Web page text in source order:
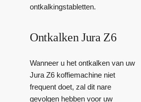
ontkalkingstabletten.
Ontkalken Jura Z6
Wanneer u het ontkalken van uw
Jura Z6 koffiemachine niet
frequent doet, zal dit nare
gevolgen hebben voor uw